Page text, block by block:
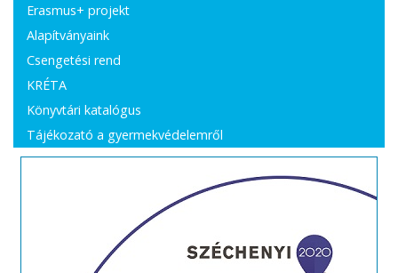
Erasmus+ projekt
Alapítványaink
Csengetési rend
KRÉTA
Könyvtári katalógus
Tájékozató a gyermekvédelemről